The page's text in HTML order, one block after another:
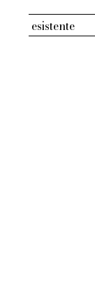
esistente